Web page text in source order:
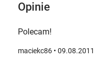
Opinie
Polecam!
maciekc86 • 09.08.2011